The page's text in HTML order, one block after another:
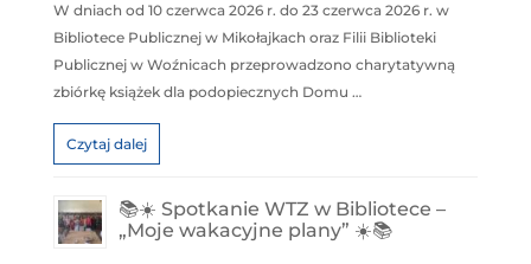
W dniach od 10 czerwca 2026 r. do 23 czerwca 2026 r. w
Bibliotece Publicznej w Mikołajkach oraz Filii Biblioteki
Publicznej w Woźnicach przeprowadzono charytatywną
zbiórkę książek dla podopiecznych Domu …
Czytaj dalej
📚☀️ Spotkanie WTZ w Bibliotece –
„Moje wakacyjne plany” ☀️📚